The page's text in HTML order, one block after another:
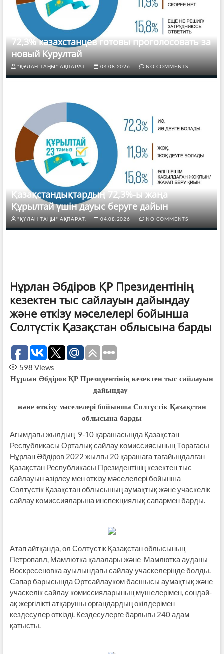
72,3% казахстанцев готовы проголосовать за
новый Курултай
"ҚҰЛАН ТАҢЫ" АҚПАРАТ. 04.08.2026 NO COMMENTS
Қазақстандықтардың 72,3%-ы жаңа
Құрылтай үшін дауыс беруге дайын
"ҚҰЛАН ТАҢЫ" АҚПАРАТ. 04.08.2026 NO COMMENTS
Нұрлан Әбдіров ҚР Президентінің
кезектен тыс сайлауын дайындау
және өткізу мәселелері бойынша
Солтүстік Қазақстан облысына барды
598 Views
Нұрлан Әбдіров ҚР Президентінің кезектен тыс сайлауын
дайындау
және өткізу мәселелері бойынша Солтүстік Қазақстан
облысына барды
Ағымдағы жылдың 9-10 қарашасында Қазақстан
Республикасы Орталық сайлау комиссиясының Төрағасы
Нұрлан Әбдіров 2022 жылғы 20 қарашаға тағайындалған
Қазақстан Республикасы Президентінің кезектен тыс
сайлауын әзірлеу мен өткізу мәселелері бойынша
Солтүстік Қазақстан облысының аумақтық және учаскелік
сайлау комиссияларына инспекциялық сапармен барды.
Атап айтқанда, ол Солтүстік Қазақстан облысының
Петропавл, Мамлютка қалалары және Мамлютка ауданы
Воскресеновка ауылындағы сайлау учаскелерінде болды.
Сапар барысында Ортсайлауком басшысы аумақтық және
учаскелік сайлау комиссияларының мүшелерімен, сондай-
ақ жергілікті атқарушы органдардың өкілдерімен
кездесулер өткізді. Кездесулерге барлығы 240 адам
қатысты.